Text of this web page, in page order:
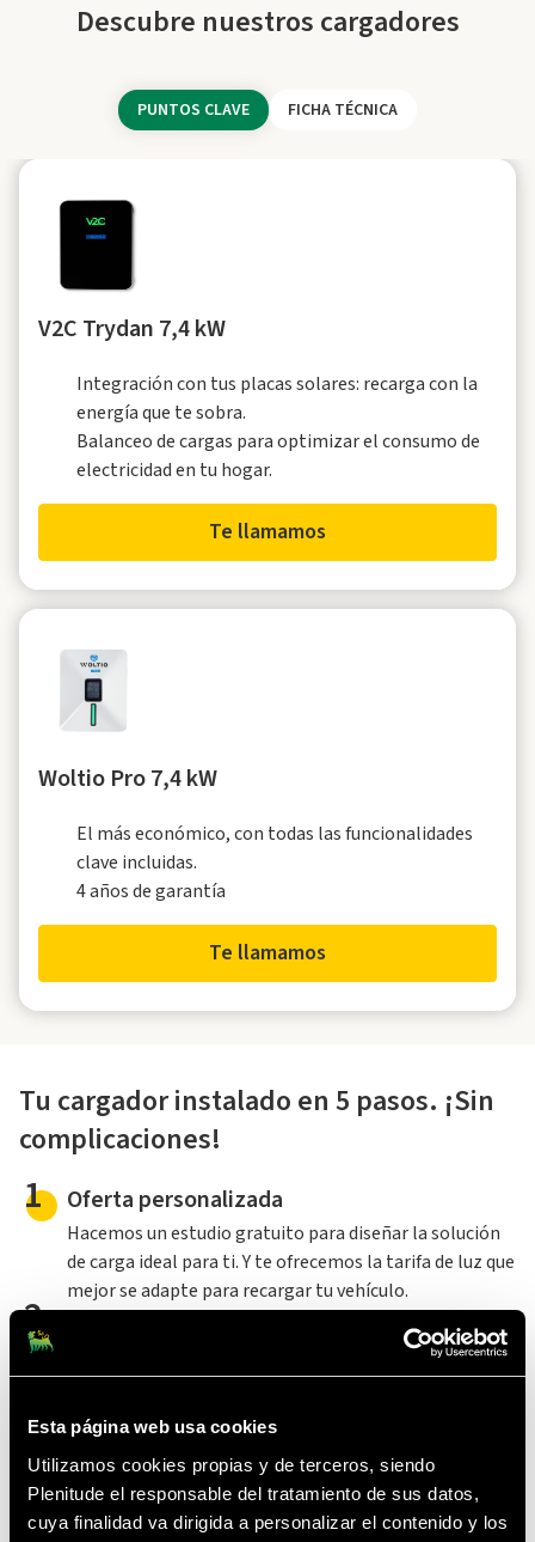
Esta página web usa cookies
Utilizamos cookies propias y de terceros, siendo
Plenitude el responsable del tratamiento de sus datos,
cuya finalidad va dirigida a personalizar el contenido y los
Descubre nuestros cargadores
PUNTOS CLAVE FICHA TÉCNICA
V2C Trydan 7,4 kW
Integración con tus placas solares: recarga con la
energía que te sobra.
Balanceo de cargas para optimizar el consumo de
electricidad en tu hogar.
Te llamamos
Woltio Pro 7,4 kW
El más económico, con todas las funcionalidades
clave incluidas.
4 años de garantía
Te llamamos
Tu cargador instalado en 5 pasos. ¡Sin
complicaciones!
1 Oferta personalizada
Hacemos un estudio gratuito para diseñar la solución
de carga ideal para ti. Y te ofrecemos la tarifa de luz que
mejor se adapte para recargar tu vehículo.
2
Disfruta de facilidades de pago: financia sin intereses en
las cuotas, con comisión por apertura*.
3 Validación técnica
para seguir adelante con la instalación.
4 Visita e instalación